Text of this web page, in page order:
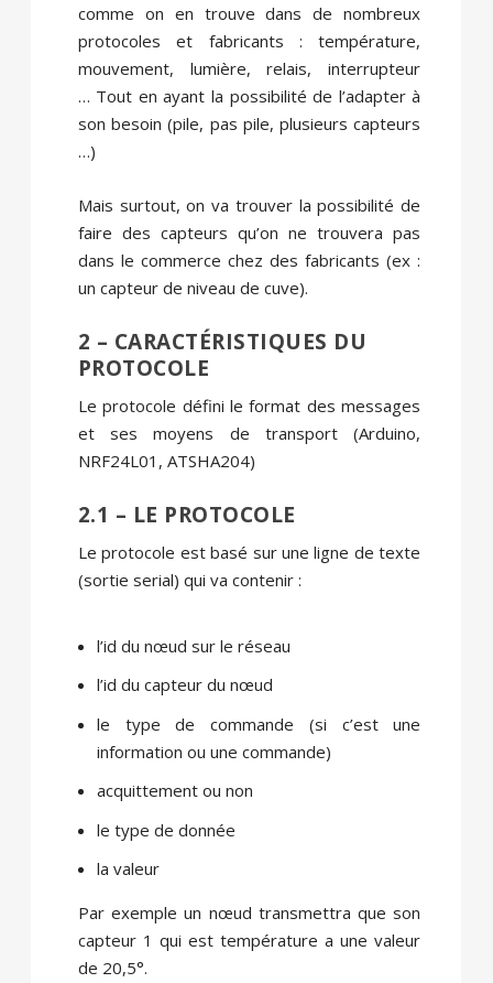
comme on en trouve dans de nombreux
protocoles et fabricants : température,
mouvement, lumière, relais, interrupteur
… Tout en ayant la possibilité de l’adapter à
son besoin (pile, pas pile, plusieurs capteurs
…)
Mais surtout, on va trouver la possibilité de
faire des capteurs qu’on ne trouvera pas
dans le commerce chez des fabricants (ex :
un capteur de niveau de cuve).
2 – CARACTÉRISTIQUES DU
PROTOCOLE
Le protocole défini le format des messages
et ses moyens de transport (Arduino,
NRF24L01, ATSHA204)
2.1 – LE PROTOCOLE
Le protocole est basé sur une ligne de texte
(sortie serial) qui va contenir :
l’id du nœud sur le réseau
l’id du capteur du nœud
le type de commande (si c’est une
information ou une commande)
acquittement ou non
le type de donnée
la valeur
Par exemple un nœud transmettra que son
capteur 1 qui est température a une valeur
de 20,5°.